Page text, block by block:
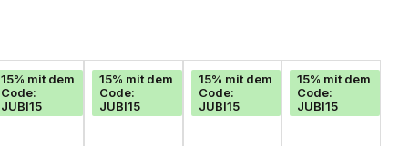
15% mit dem
Code:
JUBI15
15% mit dem
Code:
JUBI15
15% mit dem
Code:
JUBI15
15% mit dem
Code:
JUBI15